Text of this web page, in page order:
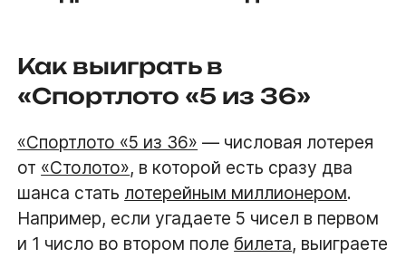
Как выиграть в
«Спортлото «5 из 36»
«Спортлото «5 из 36» — числовая лотерея
от «Столото», в которой есть сразу два
шанса стать лотерейным миллионером.
Например, если угадаете 5 чисел в первом
и 1 число во втором поле билета, выиграете